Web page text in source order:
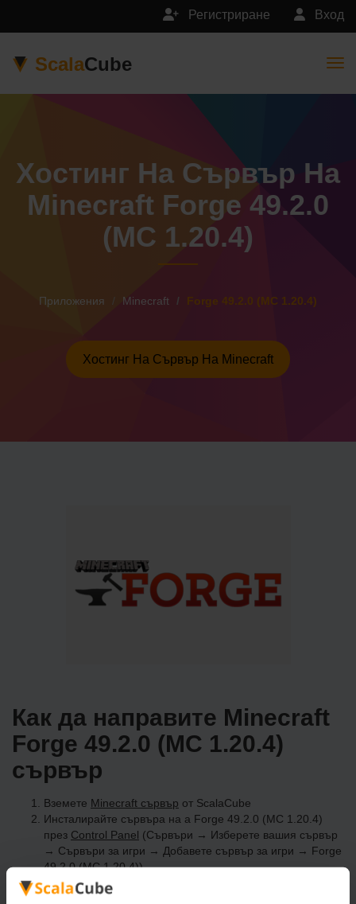
Вход
Регистриране
ScalaCube
Хостинг На Сървър На
Minecraft Forge 49.2.0
(MC 1.20.4)
Приложения Minecraft Forge 49.2.0 (MC 1.20.4)
Хостинг На Сървър На Minecraft
Как да направите Minecraft
Forge 49.2.0 (MC 1.20.4)
сървър
Вземете Minecraft сървър от ScalaCube
Инсталирайте сървъра на a Forge 49.2.0 (MC 1.20.4)
през Control Panel (Сървъри → Изберете вашия сървър
→ Сървъри за игри → Добавете сървър за игри → Forge
49.2.0 (MC 1.20.4))
Приятна игра на сървъра!